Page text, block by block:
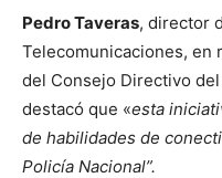
Pedro Taveras, director
Telecomunicaciones, en
del Consejo Directivo
destacó que «esta
de habilidades de
Policía Nacional”.